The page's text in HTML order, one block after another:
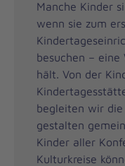
Manche Kinder
wenn sie zum
besuchen –
hält. Von der
begleiten wir
gestalten
Kinder aller
Kulturkreise